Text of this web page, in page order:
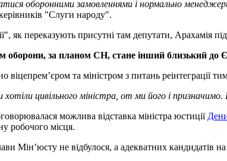
оборонними замовленнями і нормально
"Слуги народу".
як переказують присутні там депутати, Арахамія
оборони, за планом СН, стане інший близький
віцепрем’єром та міністром з питань реінтеграції
цивільного міністра, от ми його і призначимо.
можлива відставка міністра юстиції
робочого місця.
Мін’юсту не відбулося, а адекватних